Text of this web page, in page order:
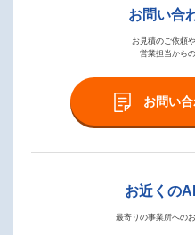
お問い合
お見積のご依頼
営業担当から
お問い
お近くの
最寄りの事業所への